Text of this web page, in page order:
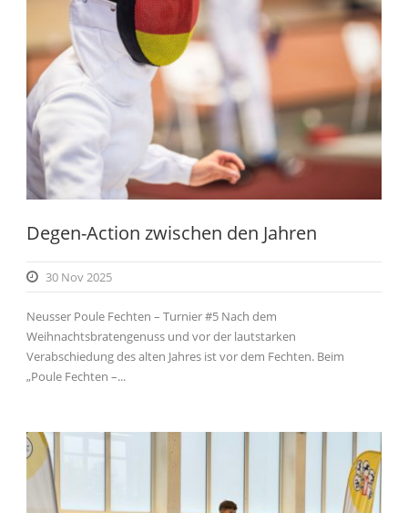
Degen-Action zwischen den Jahren
30 Nov 2025
Neusser Poule Fechten – Turnier #5 Nach dem
Weihnachtsbratengenuss und vor der lautstarken
Verabschiedung des alten Jahres ist vor dem Fechten. Beim
„Poule Fechten –...